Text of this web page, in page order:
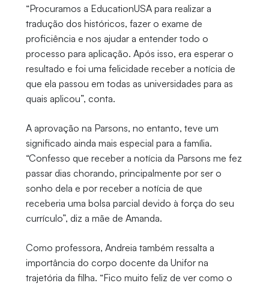
“Procuramos a EducationUSA para realizar a
tradução dos históricos, fazer o exame de
proficiência e nos ajudar a entender todo o
processo para aplicação. Após isso, era esperar o
resultado e foi uma felicidade receber a notícia de
que ela passou em todas as universidades para as
quais aplicou”, conta.
A aprovação na Parsons, no entanto, teve um
significado ainda mais especial para a família.
“Confesso que receber a notícia da Parsons me fez
passar dias chorando, principalmente por ser o
sonho dela e por receber a notícia de que
receberia uma bolsa parcial devido à força do seu
currículo”, diz a mãe de Amanda.
Como professora, Andreia também ressalta a
importância do corpo docente da Unifor na
trajetória da filha. “Fico muito feliz de ver como o